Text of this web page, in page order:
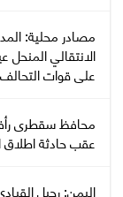
مصادر محلية:
الانتقالي
على قوات
محافظ سقطرى
عقب حادثة اطلاق
اليمن: رحيل